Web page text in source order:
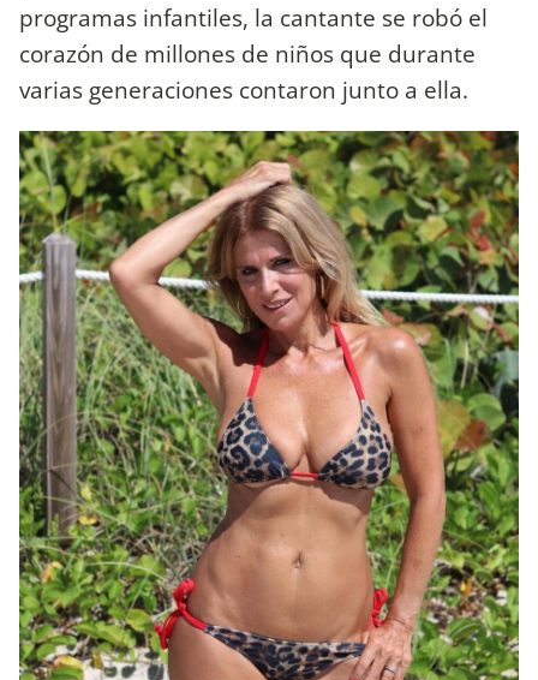
programas infantiles, la cantante se robó el
corazón de millones de niños que durante
varias generaciones contaron junto a ella.